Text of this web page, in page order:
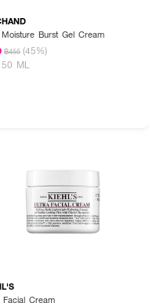
Burst Gel Cream
฿455 (45%)
ML
Facial Cream